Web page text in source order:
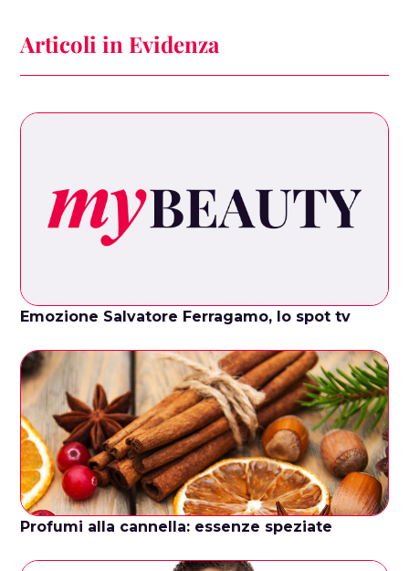
Articoli in Evidenza
Emozione Salvatore Ferragamo, lo spot tv
Profumi alla cannella: essenze speziate